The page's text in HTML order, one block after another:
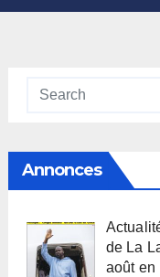
Annonces
de La
août en